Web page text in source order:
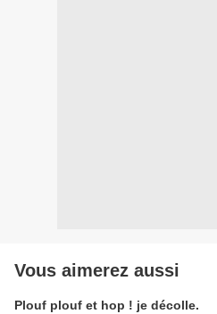
Vous aimerez aussi
Plouf plouf et hop ! je décolle.